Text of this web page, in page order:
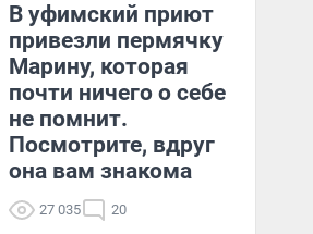
В уфимский приют
привезли пермячку
Марину, которая
почти ничего о себе
не помнит.
Посмотрите, вдруг
она вам знакома
27 035 20